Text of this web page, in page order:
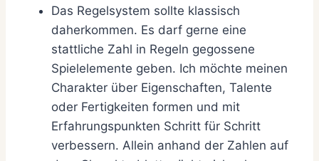
Das Regelsystem sollte klassisch
daherkommen. Es darf gerne eine
stattliche Zahl in Regeln gegossene
Spielelemente geben. Ich möchte meinen
Charakter über Eigenschaften, Talente
oder Fertigkeiten formen und mit
Erfahrungspunkten Schritt für Schritt
verbessern. Allein anhand der Zahlen auf